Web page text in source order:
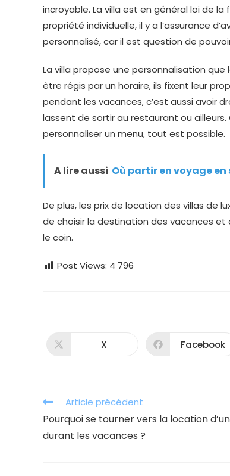
incroyable. La villa est en général loi de la
propriété individuelle, il y a l’assurance
personnalisé, car il est question de
La villa propose une personnalisation
être régis par un horaire, ils fixent leur
pendant les vacances, c’est aussi avoir
lassent de sortir au restaurant ou
personnaliser un menu, tout est possible.
A lire aussi Où partir en voyage en
De plus, les prix de location des villas de
de choisir la destination des vacances et
le coin.
Post Views: 4 796
Ouvrir
X Ouvrir
Facebook
Read
articles
Article précédent
Pourquoi se tourner vers la location
durant les vacances ?